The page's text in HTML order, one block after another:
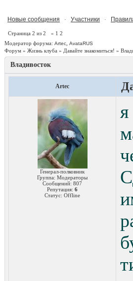
Новые сообщения · Участники ·
Страница 2 из 2 « 1 2
Модератор форума: Artec AvataRUS
Форум » Жизнь клуба » Давайте знакомиться! »
Владивосток
Artec
Генерал-полковник
Группа: Модераторы
Сообщений: 807
Репутация: 6
Статус: Offline